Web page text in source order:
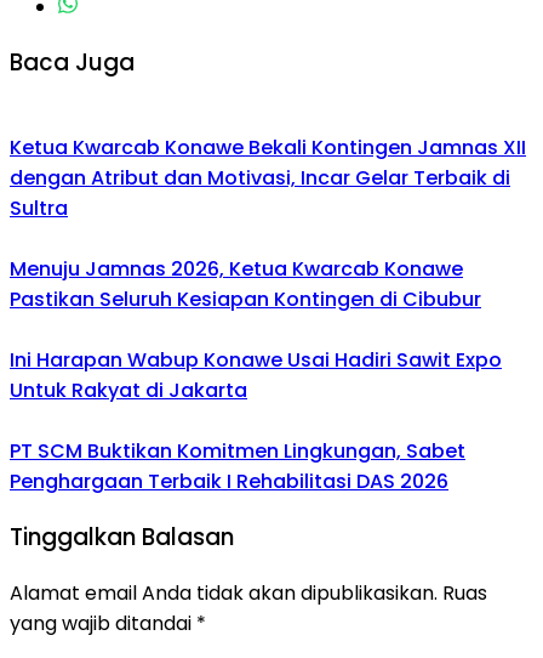
Baca Juga
Ketua Kwarcab Konawe Bekali Kontingen Jamnas XII
dengan Atribut dan Motivasi, Incar Gelar Terbaik di
Sultra
Menuju Jamnas 2026, Ketua Kwarcab Konawe
Pastikan Seluruh Kesiapan Kontingen di Cibubur
Ini Harapan Wabup Konawe Usai Hadiri Sawit Expo
Untuk Rakyat di Jakarta
PT SCM Buktikan Komitmen Lingkungan, Sabet
Penghargaan Terbaik I Rehabilitasi DAS 2026
Tinggalkan Balasan
Alamat email Anda tidak akan dipublikasikan. Ruas
yang wajib ditandai *